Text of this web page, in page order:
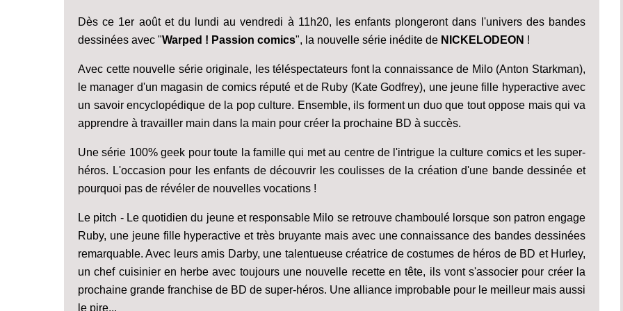
Dès ce 1er août et du lundi au vendredi à 11h20, les enfants plongeront dans l'univers des bandes
dessinées avec "Warped ! Passion comics", la nouvelle série inédite de NICKELODEON !
Avec cette nouvelle série originale, les téléspectateurs font la connaissance de Milo (Anton Starkman),
le manager d'un magasin de comics réputé et de Ruby (Kate Godfrey), une jeune fille hyperactive avec
un savoir encyclopédique de la pop culture. Ensemble, ils forment un duo que tout oppose mais qui va
apprendre à travailler main dans la main pour créer la prochaine BD à succès.
Une série 100% geek pour toute la famille qui met au centre de l'intrigue la culture comics et les super-
héros. L'occasion pour les enfants de découvrir les coulisses de la création d'une bande dessinée et
pourquoi pas de révéler de nouvelles vocations !
Le pitch - Le quotidien du jeune et responsable Milo se retrouve chamboulé lorsque son patron engage
Ruby, une jeune fille hyperactive et très bruyante mais avec une connaissance des bandes dessinées
remarquable. Avec leurs amis Darby, une talentueuse créatrice de costumes de héros de BD et Hurley,
un chef cuisinier en herbe avec toujours une nouvelle recette en tête, ils vont s'associer pour créer la
prochaine grande franchise de BD de super-héros. Une alliance improbable pour le meilleur mais aussi
le pire...